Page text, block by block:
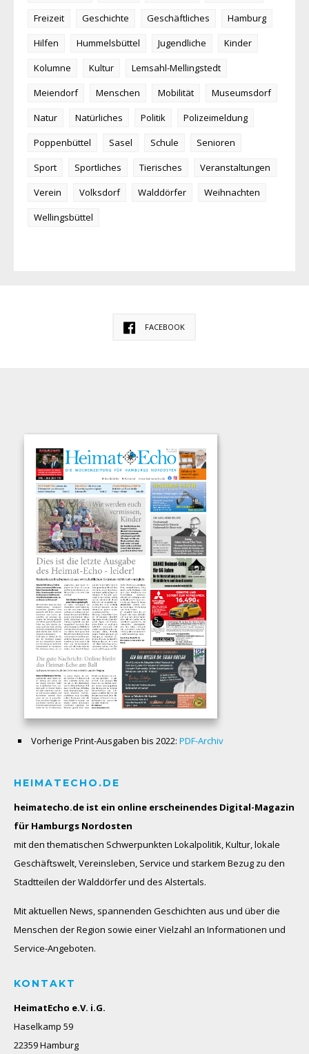
Freizeit
Geschichte Geschäftliches
Hamburg
Hilfen
Hummelsbüttel Jugendliche
Kinder
Kolumne
Kultur
Lemsahl-Mellingstedt
Meiendorf
Menschen Mobilität
Museumsdorf
Natur
Natürliches Politik
Polizeimeldung
Poppenbüttel
Sasel Schule
Senioren
Sport
Sportliches Tierisches
Veranstaltungen
Verein
Volksdorf Walddörfer
Weihnachten
Wellingsbüttel
FACEBOOK
Vorherige Print-Ausgaben bis 2022: PDF-Archiv
HEIMATECHO.DE
heimatecho.de ist ein online erscheinendes Digital-Magazin
für Hamburgs Nordosten
mit den thematischen Schwerpunkten Lokalpolitik, Kultur, lokale
Geschäftswelt, Vereinsleben, Service und starkem Bezug zu den
Stadtteilen der Walddörfer und des Alstertals.
Mit aktuellen News, spannenden Geschichten aus und über die
Menschen der Region sowie einer Vielzahl an Informationen und
Service-Angeboten.
KONTAKT
HeimatEcho e.V. i.G.
Haselkamp 59
22359 Hamburg